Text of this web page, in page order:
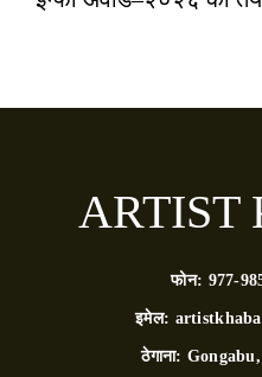
ARTIST
फोन: 977-
इमेल:
ठेगाना: